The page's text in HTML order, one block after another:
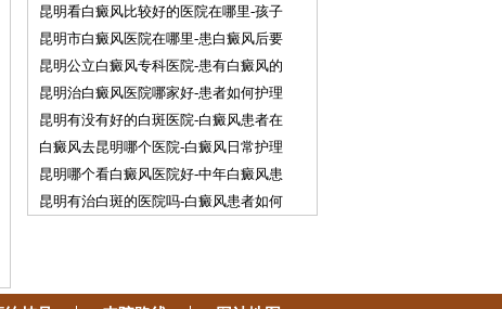
昆明看白癜风比较好的医院在哪里-孩子
昆明市白癜风医院在哪里-患白癜风后要
昆明公立白癜风专科医院-患有白癜风的
昆明治白癜风医院哪家好-患者如何护理
昆明有没有好的白斑医院-白癜风患者在
白癜风去昆明哪个医院-白癜风日常护理
昆明哪个看白癜风医院好-中年白癜风患
昆明有治白斑的医院吗-白癜风患者如何